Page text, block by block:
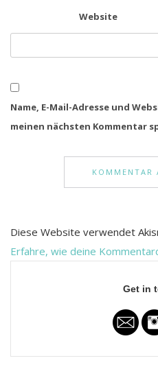
Website
Name, E-Mail-Adresse und
meinen nächsten Kommentar
Diese Website verwendet
Erfahre, wie deine
Get in